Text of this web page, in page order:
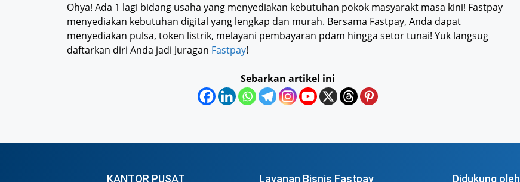
Ohya! Ada 1 lagi bidang usaha yang menyediakan kebutuhan pokok masyarakt masa kini! Fastpay
menyediakan kebutuhan digital yang lengkap dan murah. Bersama Fastpay, Anda dapat
menyediakan pulsa, token listrik, melayani pembayaran pdam hingga setor tunai! Yuk langsug
daftarkan diri Anda jadi Juragan Fastpay!
Sebarkan artikel ini
KANTOR PUSAT Layanan Bisnis Fastpay Didukung oleh